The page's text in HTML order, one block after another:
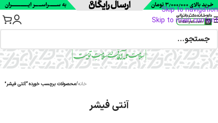
Skip to navigation
Skip to main content
آنتی فیشر
خانه/محصولات برچسب خورده “آنتی فیشر”